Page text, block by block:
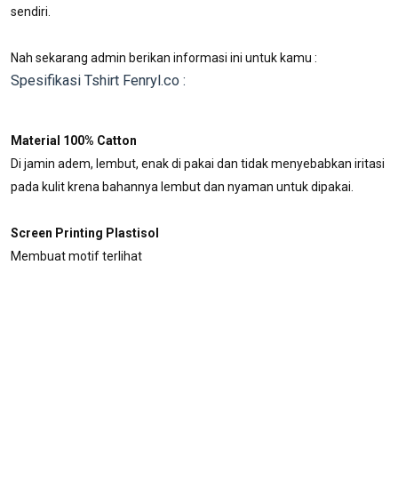
sendiri.
Nah sekarang admin berikan informasi ini untuk kamu :
Spesifikasi Tshirt Fenryl.co :
Material 100% Catton
Di jamin adem, lembut, enak di pakai dan tidak menyebabkan iritasi
pada kulit krena bahannya lembut dan nyaman untuk dipakai.
Screen Printing Plastisol
Membuat motif terlihat